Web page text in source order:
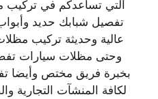
التي تساعدكم في تركيب
تفصيل شبابك حديد
عالية وحديثة تركيب
وحتى مظلات سيارات
بخبرة فريق مختص وأيضا
لكافة المنشآت التجارية